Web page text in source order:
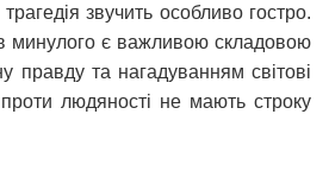
звучить особливо гостро.
минулого є важливою складовою
правду та нагадуванням світові
людяності не мають строку